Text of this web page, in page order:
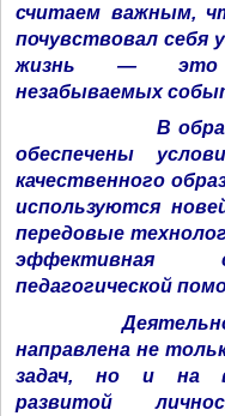
считаем важным,
почувствовал себя
жизнь — это
незабываемых
В
обеспечены
качественного
используются
передовые
эффективная
педагогической
Деятельность
направлена не
задач, но и на
развитой